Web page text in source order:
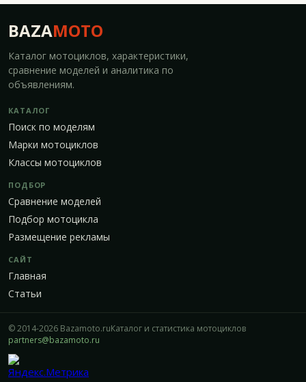
BAZAMOTO
Каталог мотоциклов, характеристики,
сравнение моделей и аналитика по
объявлениям.
КАТАЛОГ
Поиск по моделям
Марки мотоциклов
Классы мотоциклов
ПОДБОР
Сравнение моделей
Подбор мотоцикла
Размещение рекламы
САЙТ
Главная
Статьи
© 2014-2026 Bazamoto.ruКаталог и статистика мотоциклов
partners@bazamoto.ru